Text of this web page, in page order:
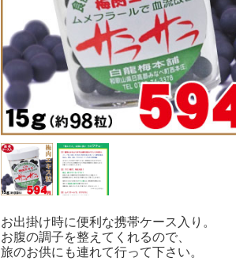
お出掛け時に便利な携帯ケース入り。
お腹の調子を整えてくれるので、
旅のお供にも連れて行って下さい。